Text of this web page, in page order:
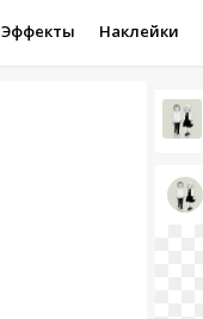
Эффекты Наклейки